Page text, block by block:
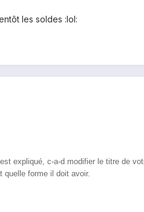
les soldes :lol:
expliqué, c-a-d modifier le titre de
quelle forme il doit avoir.